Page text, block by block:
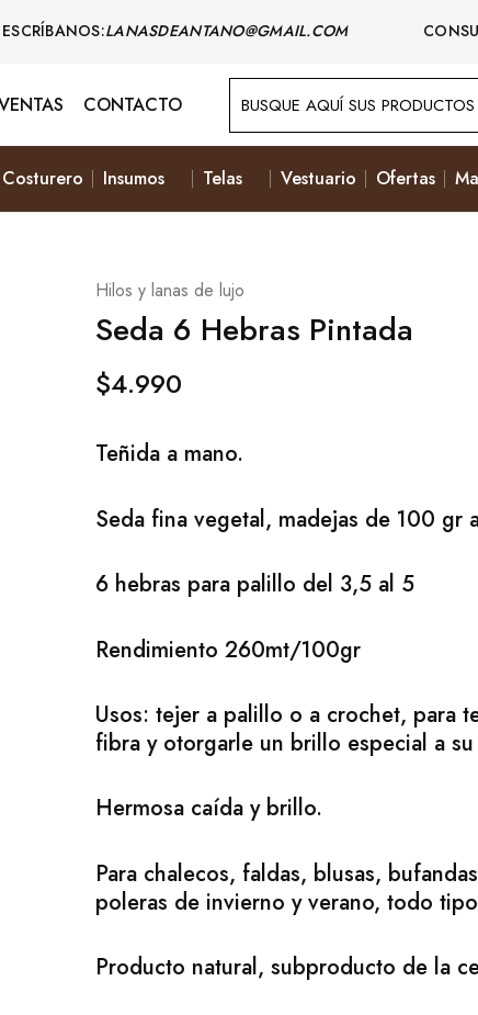
LANASDEANTANO@GMAIL.COM
CONTACTO
Costurero Insumos Telas Vestuario Ofertas
Hilos y lanas de lujo
Seda 6 Hebras Pintada
$4.990
Teñida a mano.
Seda fina vegetal, madejas de 100 gr
6 hebras para palillo del 3,5 al 5
Rendimiento 260mt/100gr
Usos: tejer a palillo o a crochet, para
fibra y otorgarle un brillo especial a
Hermosa caída y brillo.
Para chalecos, faldas, blusas,
poleras de invierno y verano, todo
Producto natural, subproducto de la